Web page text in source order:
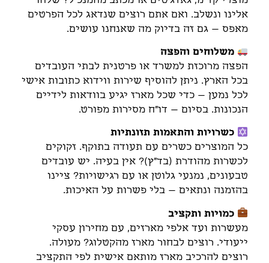
אלינו ונשלב. ואם אתם רוצים שנדאג לכל הפרטים
מאפס – גם זה בדיוק מה שאנחנו עושים.
משלוחים והפצה
הפצה מרוכזת למשרד או פרטנית לבתי העובדים
בכל הארץ. ניתן להוסיף שירות ווידוא כתובות אישי
לכל נמען – כדי שכל מארז יגיע בוודאות לידיים
הנכונות. בסיום – דו"ח מסירות מפורט.
כשרויות והתאמות תזונתיות
כל המוצרים כשרים עם תעודה בתוקף. זקוקים
לכשרות מהודרת (בד"ץ)? אין בעיה. יש עובדים
טבעונים, נמנעי גלוטן או עם רגישויות? ציינו
בהזמנה ונתאים – בלי פשרות על האיכות.
כמויות ותקציב
מעשרות ועד אלפי מארזים, עם מחירון עסקי
ייעודי. רוצים לבחור מארז מהקטלוג? מעולה.
רוצים להרכיב מארז מותאם אישית לפי התקציב